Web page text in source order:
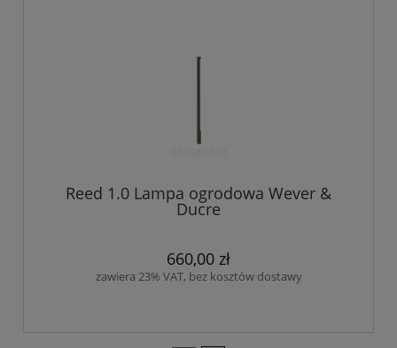
Reed 1.0 Lampa ogrodowa Wever &
Ducre
660,00 zł
zawiera 23% VAT, bez kosztów dostawy